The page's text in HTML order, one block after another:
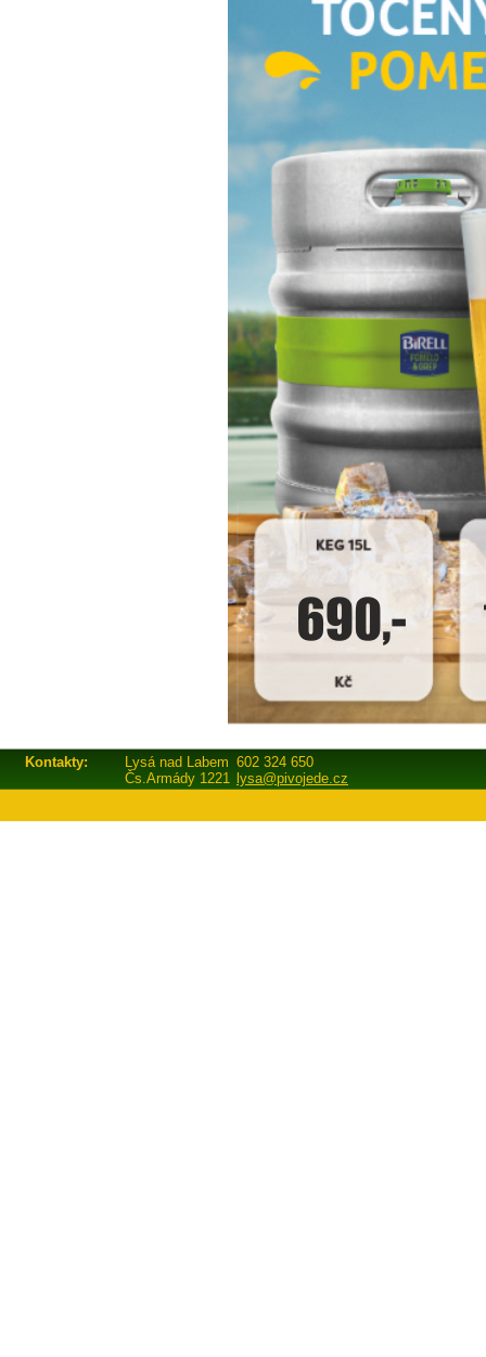
Kontakty: Lysá nad Labem 602 324 650
Čs.Armády 1221 lysa@pivojede.cz